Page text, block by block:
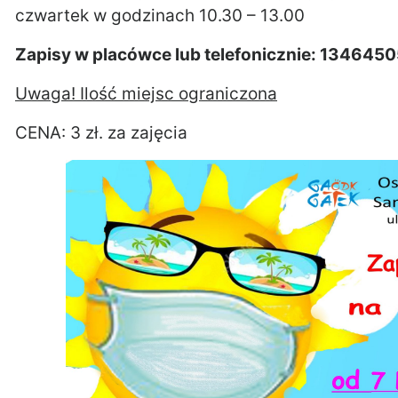
czwartek w godzinach 10.30 – 13.00
Zapisy w placówce lub telefonicznie:
Uwaga! Ilość miejsc ograniczona
CENA: 3 zł. za zajęcia